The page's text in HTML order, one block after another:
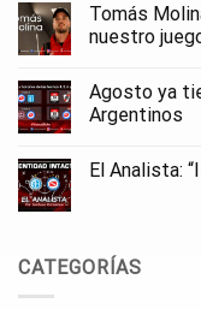
Tomás
nuestro
Agosto ya
Argentinos
El Analista:
CATEGORÍAS